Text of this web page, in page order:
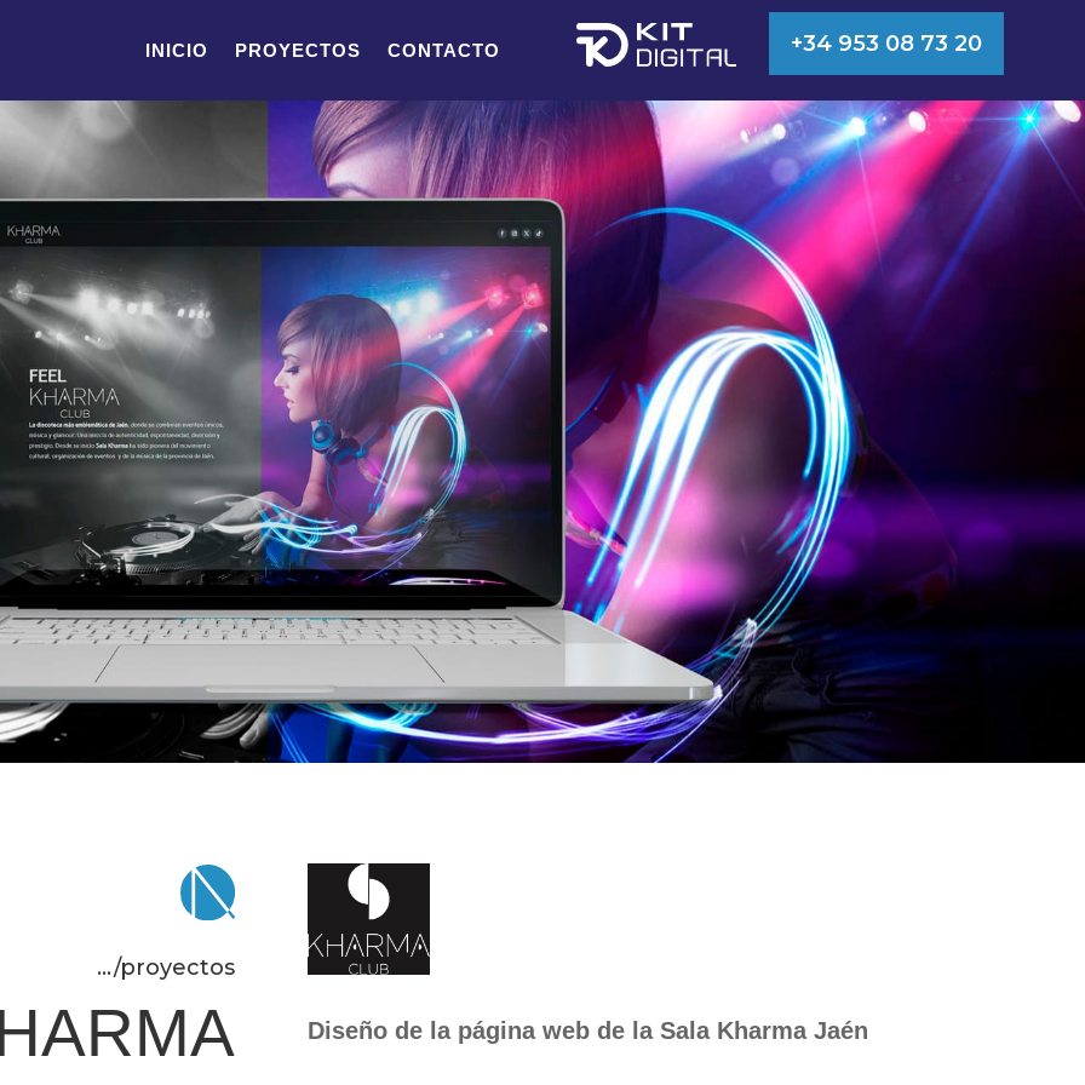
INICIO PROYECTOS CONTACTO +34 953 08 73 20
.../proyectos
Diseño de la página web de la Sala Kharma Jaén